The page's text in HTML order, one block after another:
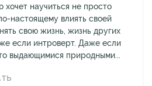
хочет научиться не просто
настоящему влиять своей
свою жизнь, жизнь других
если интроверт. Даже если
выдающимися природными...